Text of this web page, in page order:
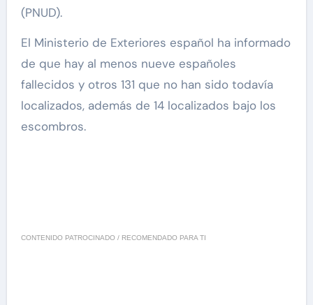
(PNUD).
El Ministerio de Exteriores español ha informado
de que hay al menos nueve españoles
fallecidos y otros 131 que no han sido todavía
localizados, además de 14 localizados bajo los
escombros.
CONTENIDO PATROCINADO / RECOMENDADO PARA TI